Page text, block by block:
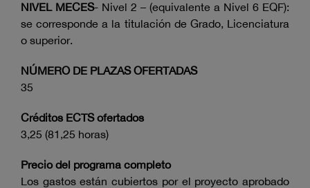
NIVEL MECES- Nivel 2 – (equivalente a Nivel 6 EQF):
se corresponde a la titulación de Grado, Licenciatura
o superior.
NÚMERO DE PLAZAS OFERTADAS
35
Créditos ECTS ofertados
3,25 (81,25 horas)
Precio del programa completo
Los gastos están cubiertos por el proyecto aprobado